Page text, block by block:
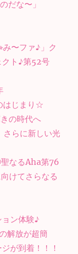
だな〜」
み〜ファ♪」ク
クト♪第52号
はじまり☆
の時代へ
らに新しい光
なるAha第76
けてさらなる
ン体験♪
解放が超簡
が到着！！！